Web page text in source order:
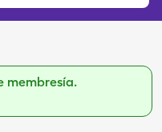
membresía.